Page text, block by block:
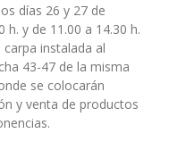
días 26 y 27 de
y de 11.00 a 14.30 h.
instalada al
43-47 de la misma
se colocarán
y venta de productos